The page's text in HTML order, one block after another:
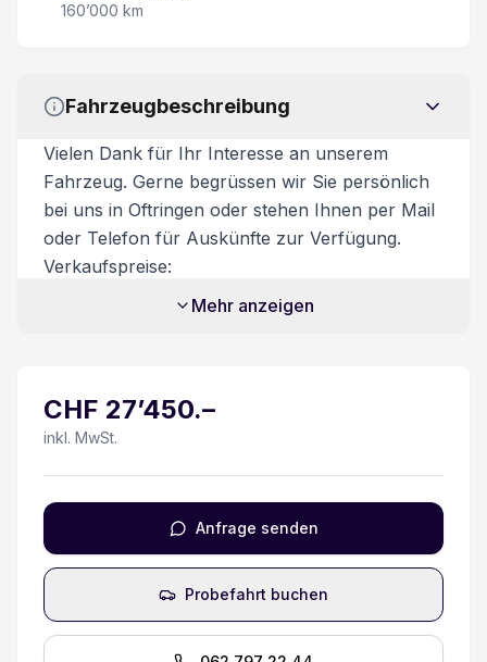
Seiten- und Kopfairbag vorn
Totwinkel-Assistent
Beifahrer Doppelsitzbank
Airbag Fahrer und Beifahrerseite
Touchscreen
Spurverlassenswarnung
Keine Gewähr auf die Angaben der Serienausstattung
160’000 km
Fahrzeugbeschreibung
Vielen Dank für Ihr Interesse an unserem
Fahrzeug. Gerne begrüssen wir Sie persönlich
bei uns in Oftringen oder stehen Ihnen per Mail
oder Telefon für Auskünfte zur Verfügung.
Verkaufspreise:
Unsere Verkaufspreise sind inkl. 8.1%
Beim Kauf eines Fahrzeuges ist ein
Ablieferungspaket für CHF 550.- optional
- Vignette
- Fahrzeugaufbereitung
- Garantie bei Kauf des Ablieferungspakets
Besichtigung/Probefahrt:
Mehr anzeigen
CHF 27’450.–
inkl. MwSt.
Anfrage senden
Probefahrt buchen